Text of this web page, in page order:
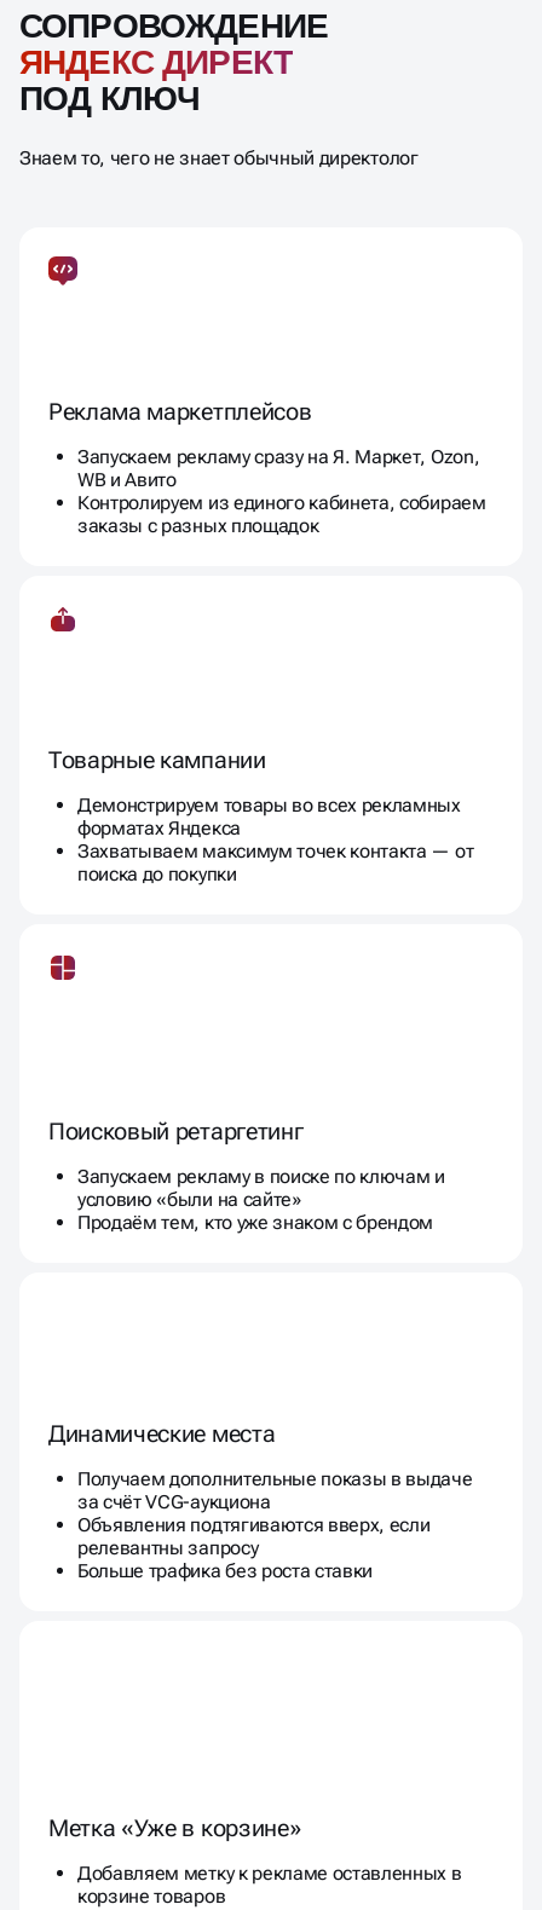
СОПРОВОЖДЕНИЕ
ЯНДЕКС ДИРЕКТ
ПОД КЛЮЧ
Знаем то, чего не знает обычный директолог
Реклама маркетплейсов
Запускаем рекламу сразу на Я. Маркет, Ozon,
WB и Авито
Контролируем из единого кабинета, собираем
заказы с разных площадок
Товарные кампании
Демонстрируем товары во всех рекламных
форматах Яндекса
Захватываем максимум точек контакта — от
поиска до покупки
Поисковый ретаргетинг
Запускаем рекламу в поиске по ключам и
условию «были на сайте»
Продаём тем, кто уже знаком с брендом
Динамические места
Получаем дополнительные показы в выдаче
за счёт VCG-аукциона
Объявления подтягиваются вверх, если
релевантны запросу
Больше трафика без роста ставки
Метка «Уже в корзине»
Добавляем метку к рекламе оставленных в
корзине товаров